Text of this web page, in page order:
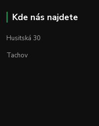
Kde nás najdete
Husitská 30
Tachov